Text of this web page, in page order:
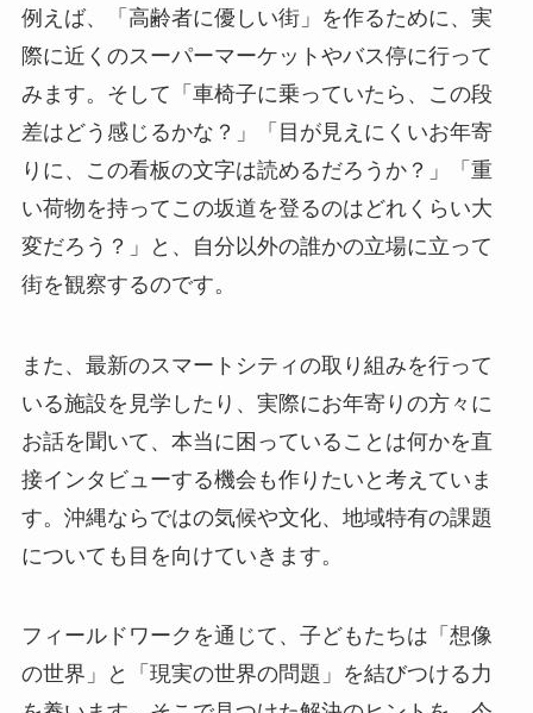
例えば、「高齢者に優しい街」を作るために、実
際に近くのスーパーマーケットやバス停に行って
みます。そして「車椅子に乗っていたら、この段
差はどう感じるかな？」「目が見えにくいお年寄
りに、この看板の文字は読めるだろうか？」「重
い荷物を持ってこの坂道を登るのはどれくらい大
変だろう？」と、自分以外の誰かの立場に立って
街を観察するのです。
また、最新のスマートシティの取り組みを行って
いる施設を見学したり、実際にお年寄りの方々に
お話を聞いて、本当に困っていることは何かを直
接インタビューする機会も作りたいと考えていま
す。沖縄ならではの気候や文化、地域特有の課題
についても目を向けていきます。
フィールドワークを通じて、子どもたちは「想像
の世界」と「現実の世界の問題」を結びつける力